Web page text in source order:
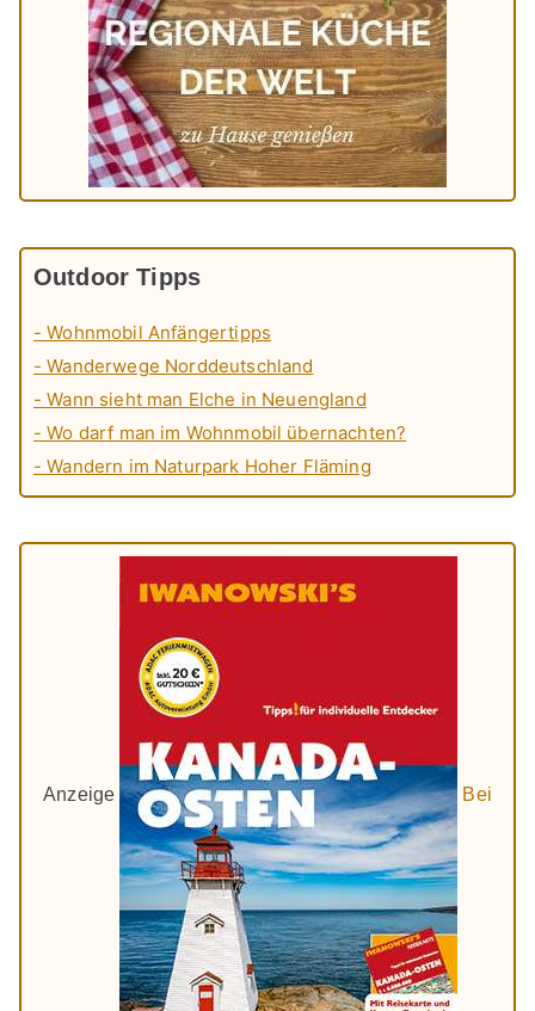
Outdoor Tipps
- Wohnmobil Anfängertipps
- Wanderwege Norddeutschland
- Wann sieht man Elche in Neuengland
- Wo darf man im Wohnmobil übernachten?
- Wandern im Naturpark Hoher Fläming
Anzeige Bei